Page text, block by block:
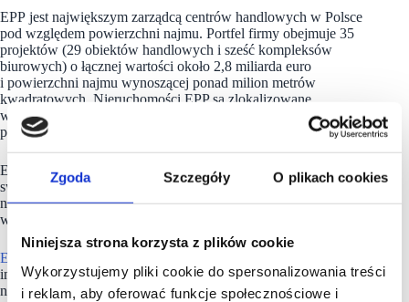
Zgoda Szczegóły O plikach cookies
Niniejsza strona korzysta z plików cookie
Wykorzystujemy pliki cookie do spersonalizowania treści
i reklam, aby oferować funkcje społecznościowe i
EPP jest największym zarządcą centrów handlowych w Polsce
pod względem powierzchni najmu. Portfel firmy obejmuje 35
projektów (29 obiektów handlowych i sześć kompleksów
biurowych) o łącznej wartości około 2,8 miliarda euro
i powierzchni najmu wynoszącej ponad milion metrów
kwadratowych. Nieruchomości EPP są zlokalizowane
w najbardziej atrakcyjnych polskich miastach o największym
popycie konsumenckim i potencjale wzrostu.
EPP dąży do zapewnienia jak najwyższych stóp zwrotu dla
swoich udziałowców i partnerów JV poprzez dostarczanie
najemcom atrakcyjnej i innowacyjnie zarządzanej powierzchni
wspierając w ten sposób rozwój ich biznesu.
E
inwestującego w nieruchomości (REIT) notowanego
na giełdzie w Johannesburgu (JSE).